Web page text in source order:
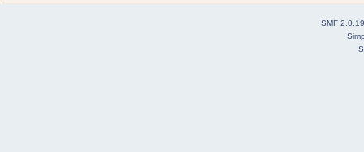
SMF 2.0.19